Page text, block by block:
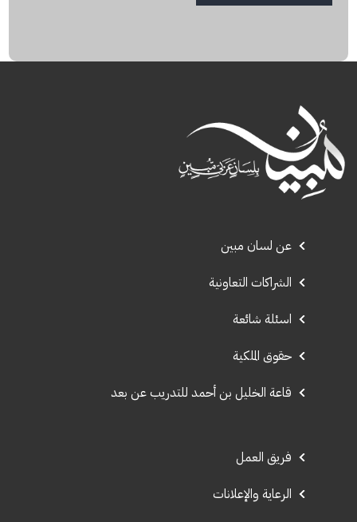
عن لسان مبين
الشراكات التعاونية
اسئلة شائعة
حقوق الملكية
قاعة الخليل بن أحمد للتدريب عن بعد
فريق العمل
الرعاية والإعلانات